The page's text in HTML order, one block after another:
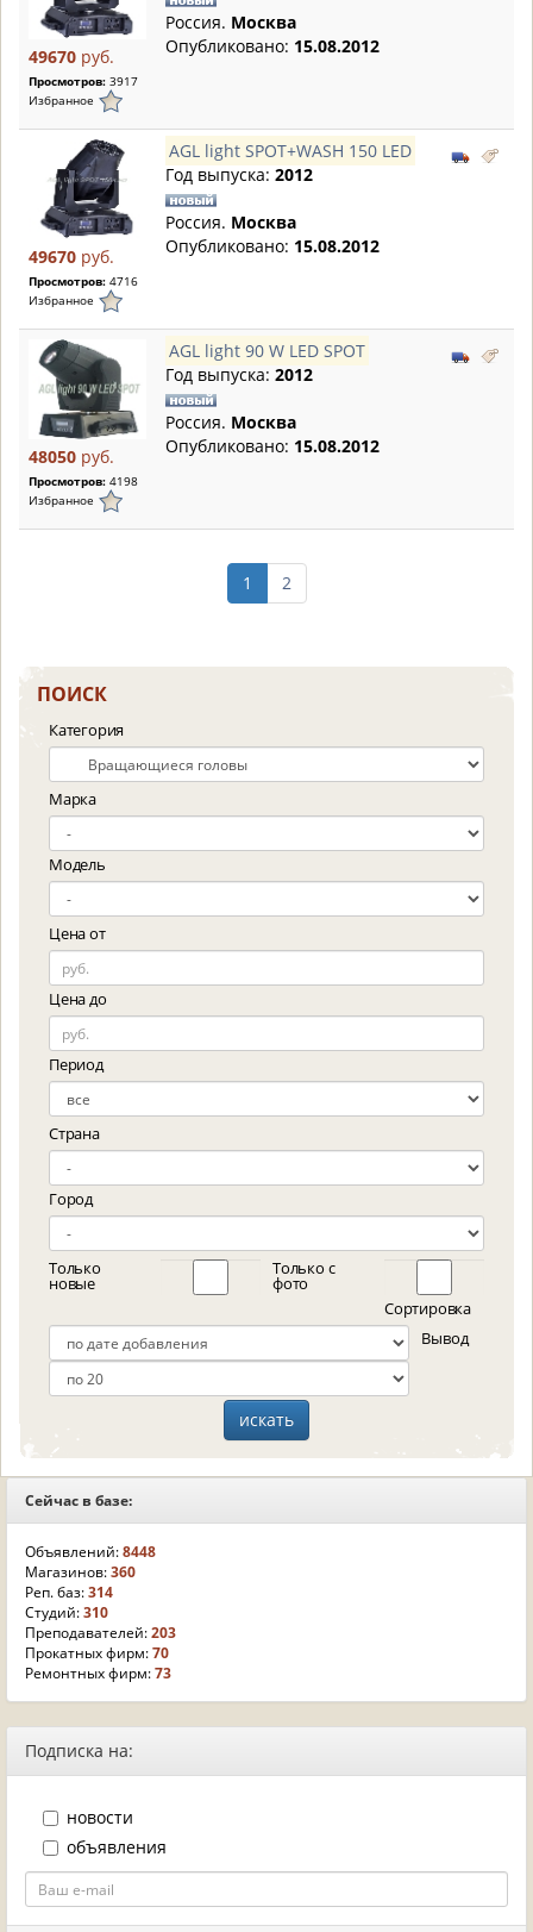
49670 руб.
Просмотров: 3917
Избранное
Россия. Москва
Опубликовано: 15.08.2012
49670 руб.
Просмотров: 4716
Избранное
AGL light SPOT+WASH 150 LED
Год выпуска: 2012
Россия. Москва
Опубликовано: 15.08.2012
48050 руб.
Просмотров: 4198
Избранное
AGL light 90 W LED SPOT
Год выпуска: 2012
Россия. Москва
Опубликовано: 15.08.2012
1 2
ПОИСК
Категория
Марка
Модель
Цена от
Цена до
Период
Страна
Город
Только
новые
Только с
фото
Сортировка
Вывод
Сейчас в базе:
Объявлений:8448
Магазинов:360
Реп. баз:314
Студий:310
Преподавателей:203
Прокатных фирм:70
Ремонтных фирм:73
Подписка на:
новости
объявления